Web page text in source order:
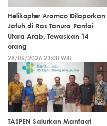
Helikopter Aramco Dilaporkan
Jatuh di Ras Tanura Pantai
Utara Arab, Tewaskan 14
orang
28/06/2026 23:00 WIB
TASPEN Salurkan Manfaat